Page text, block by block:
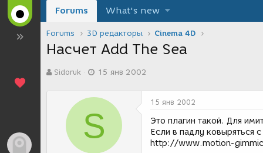
Forums What's new
Forums 3D редакторы Cinema 4D
Насчет Add The Sea
в
Sidoruk
а
а
о
з
д
15 янв 2002
S
15 янв 2002
Это плагин такой. Для
Если в падлу ковыряться
http://www.motion-